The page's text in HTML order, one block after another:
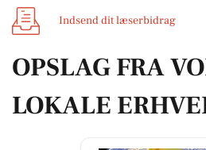
Indsend dit læserbidrag
OPSLAG FRA
LOKALE